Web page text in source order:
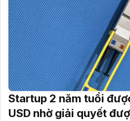
Startup 2 năm tuổi
USD nhờ giải quyết